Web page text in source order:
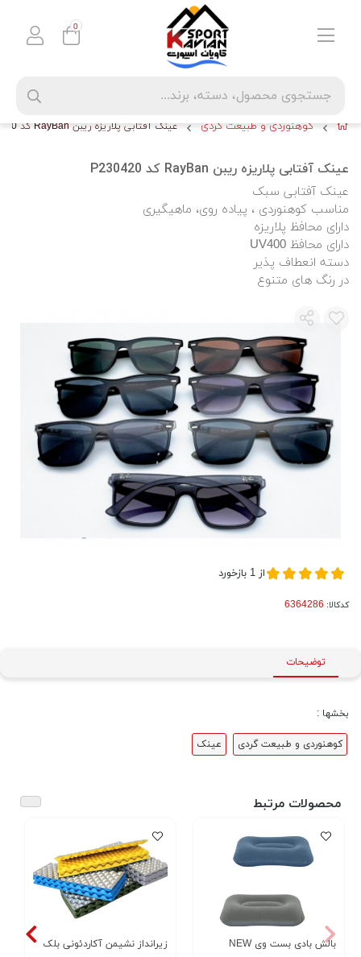
کوهنوردی و طبیعت گردی عینک آفتابی پلاریزه ریبن RayBan کد P230420
عینک آفتابی پلاریزه ریبن RayBan کد P230420
عینک آفتابی سبک
مناسب کوهنوردی ، پیاده روی، ماهیگیری
دارای محافظ پلاریزه
دارای محافظ UV400
دسته انعطاف پذیر
در رنگ های متنوع
از 1 بازخورد
کدکالا:
توضیحات
بخشها :
کوهنوردی و طبیعت گردی عینک
محصولات مرتبط
بالش بادی بست وی NEW
زیرانداز نشیمن آکاردئونی بلک
0